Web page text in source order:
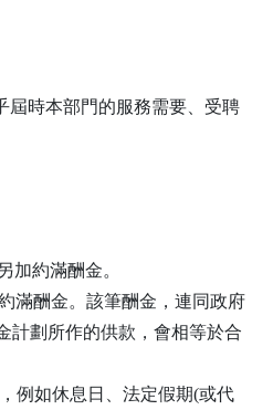
屆時本部門的服務需要、受聘
加約滿酬金。
滿酬金。該筆酬金，連同政府
計劃所作的供款，會相等於合
例如休息日、法定假期(或代